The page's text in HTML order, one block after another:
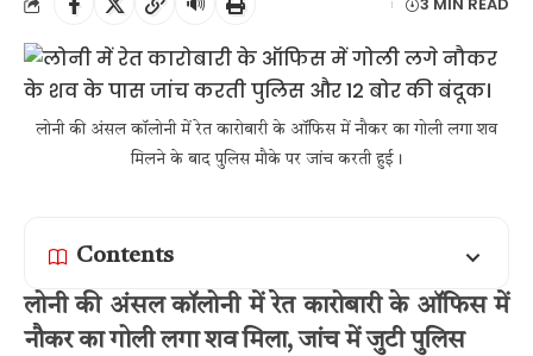
लोनी की अंसल कॉलोनी में रेत कारोबारी के ऑफिस में नौकर का गोली लगा शव
मिलने के बाद पुलिस मौके पर जांच करती हुई।
Contents
लोनी की अंसल कॉलोनी में रेत कारोबारी के ऑफिस में
नौकर का गोली लगा शव मिला, जांच में जुटी पुलिस